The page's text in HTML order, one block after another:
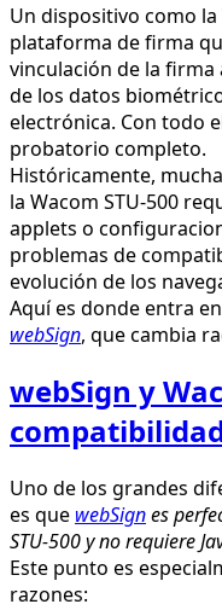
Un dispositivo como la
plataforma de firma
vinculación de la
de los datos
electrónica. Con todo
probatorio completo.
Históricamente,
la Wacom STU-500
applets o
problemas de
evolución de los
Aquí es donde entra
webSign, que cambia
webSign y
Uno de los grandes
es que webSignes
STU-500 y no requiere
Este punto es
razones: